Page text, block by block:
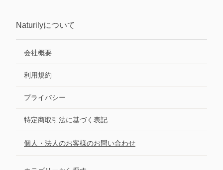
Naturilyについて
会社概要
利用規約
プライバシー
特定商取引法に基づく表記
個人・法人のお客様のお問い合わせ